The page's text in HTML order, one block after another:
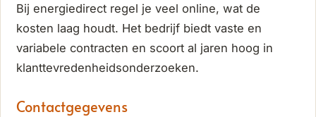
Bij energiedirect regel je veel online, wat de
kosten laag houdt. Het bedrijf biedt vaste en
variabele contracten en scoort al jaren hoog in
klanttevredenheidsonderzoeken.
Contactgegevens